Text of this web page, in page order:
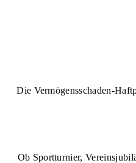
Die Vermögensschaden-
Ob Sportturnier,